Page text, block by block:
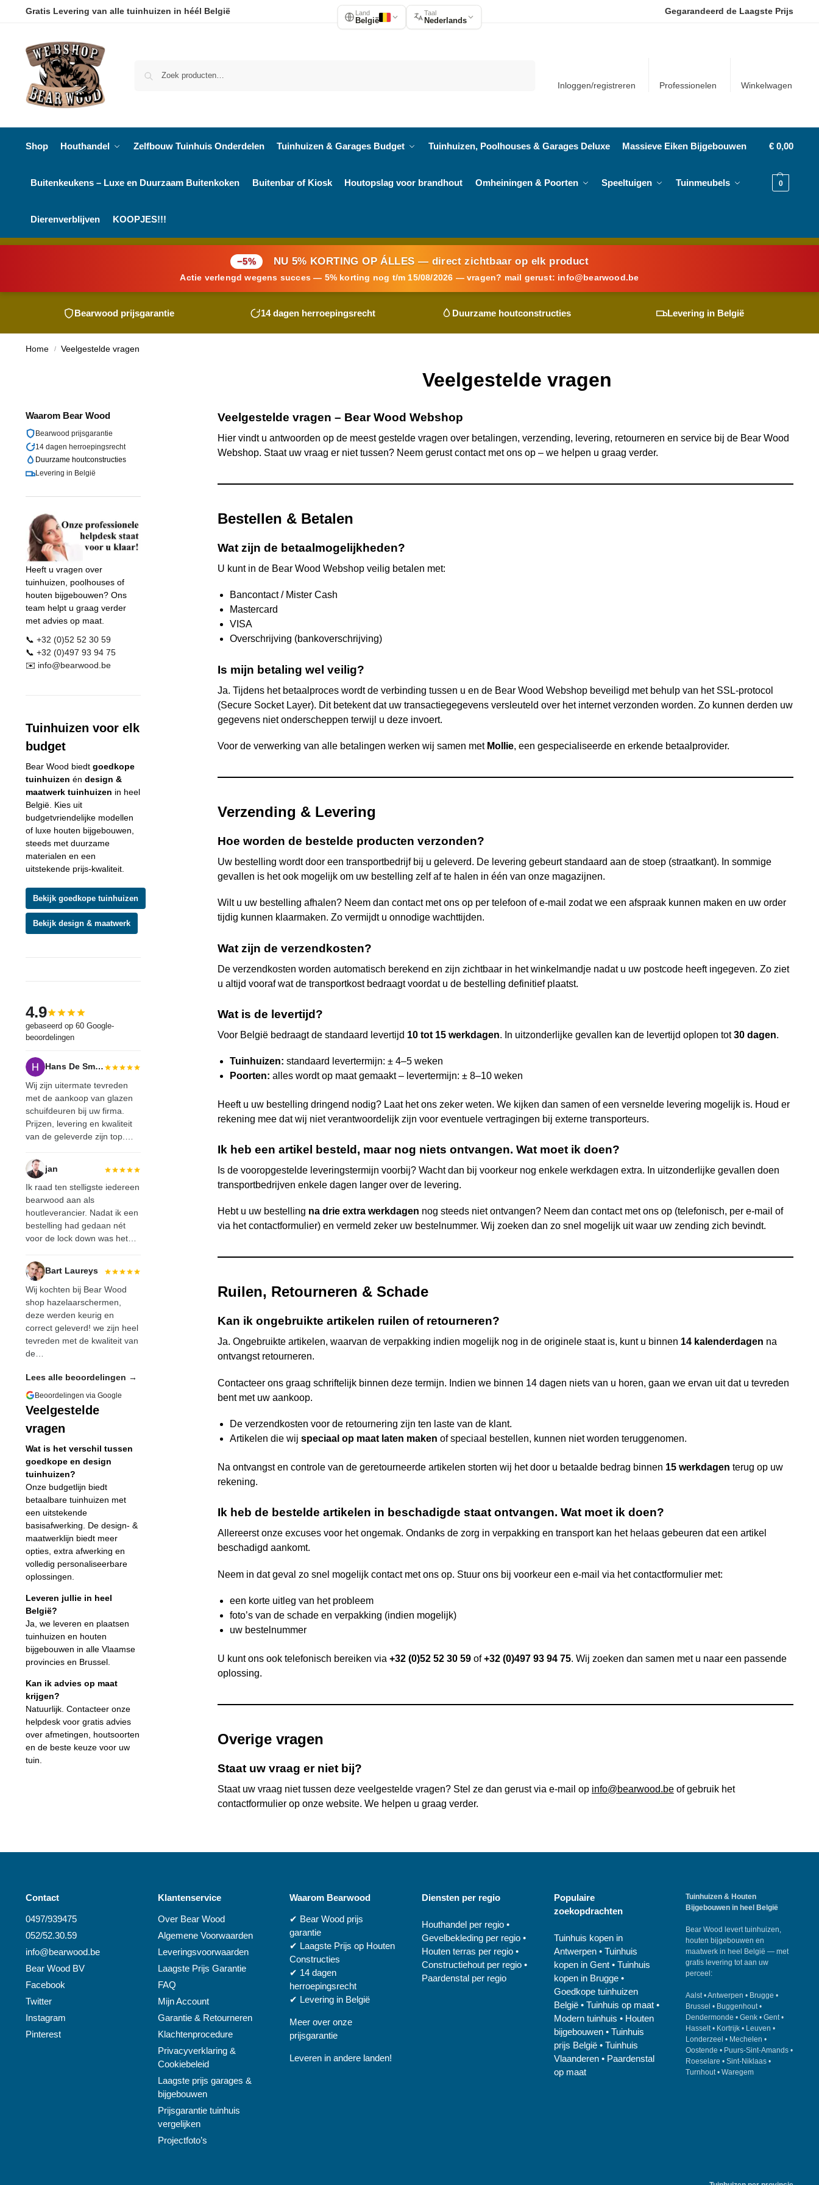
Gratis Levering van alle tuinhuizen in héél België Gegarandeerd de Laagste Prijs
Inloggen/registreren Professionelen Winkelwagen
Shop Houthandel Zelfbouw Tuinhuis Onderdelen Tuinhuizen & Garages Budget Tuinhuizen, Poolhouses & Garages Deluxe Massieve Eiken Bijgebouwen
Buitenkeukens – Luxe en Duurzaam Buitenkoken Buitenbar of Kiosk Houtopslag voor brandhout Omheiningen & Poorten Speeltuigen Tuinmeubels
Dierenverblijven KOOPJES!!!
€ 0,00
0
−5% NU 5% KORTING OP ÁLLES — direct zichtbaar op elk product
Actie verlengd wegens succes — 5% korting nog t/m 15/08/2026 — vragen? mail gerust: info@ bearwood .be
Bearwood prijsgarantie 14 dagen herroepingsrecht Duurzame houtconstructies Levering in België
Home / Veelgestelde vragen
Veelgestelde vragen
Veelgestelde vragen – Bear Wood Webshop
Hier vindt u antwoorden op de meest gestelde vragen over betalingen, verzending, levering, retourneren en service bij de Bear Wood
Webshop. Staat uw vraag er niet tussen? Neem gerust contact met ons op – we helpen u graag verder.
Bestellen & Betalen
Wat zijn de betaalmogelijkheden?
U kunt in de Bear Wood Webshop veilig betalen met:
Bancontact / Mister Cash
Mastercard
VISA
Overschrijving (bankoverschrijving)
Is mijn betaling wel veilig?
Ja. Tijdens het betaalproces wordt de verbinding tussen u en de Bear Wood Webshop beveiligd met behulp van het SSL-protocol
(Secure Socket Layer). Dit betekent dat uw transactiegegevens versleuteld over het internet verzonden worden. Zo kunnen derden uw
gegevens niet onderscheppen terwijl u deze invoert.
Voor de verwerking van alle betalingen werken wij samen met Mollie, een gespecialiseerde en erkende betaalprovider.
Verzending & Levering
Hoe worden de bestelde producten verzonden?
Uw bestelling wordt door een transportbedrijf bij u geleverd. De levering gebeurt standaard aan de stoep (straatkant). In sommige
gevallen is het ook mogelijk om uw bestelling zelf af te halen in één van onze magazijnen.
Wilt u uw bestelling afhalen? Neem dan contact met ons op per telefoon of e-mail zodat we een afspraak kunnen maken en uw order
tijdig kunnen klaarmaken. Zo vermijdt u onnodige wachttijden.
Wat zijn de verzendkosten?
De verzendkosten worden automatisch berekend en zijn zichtbaar in het winkelmandje nadat u uw postcode heeft ingegeven. Zo ziet
u altijd vooraf wat de transportkost bedraagt voordat u de bestelling definitief plaatst.
Wat is de levertijd?
Voor België bedraagt de standaard levertijd 10 tot 15 werkdagen. In uitzonderlijke gevallen kan de levertijd oplopen tot30 dagen.
Tuinhuizen: standaard levertermijn: ± 4–5 weken
Poorten: alles wordt op maat gemaakt – levertermijn: ± 8–10 weken
Heeft u uw bestelling dringend nodig? Laat het ons zeker weten. We kijken dan samen of een versnelde levering mogelijk is. Houd er
rekening mee dat wij niet verantwoordelijk zijn voor eventuele vertragingen bij externe transporteurs.
Ik heb een artikel besteld, maar nog niets ontvangen. Wat moet ik doen?
Is de vooropgestelde leveringstermijn voorbij? Wacht dan bij voorkeur nog enkele werkdagen extra. In uitzonderlijke gevallen doen
transportbedrijven enkele dagen langer over de levering.
Hebt u uw bestelling na drie extra werkdagen nog steeds niet ontvangen? Neem dan contact met ons op (telefonisch, per e-mail of
via het contactformulier) en vermeld zeker uw bestelnummer. Wij zoeken dan zo snel mogelijk uit waar uw zending zich bevindt.
Ruilen, Retourneren & Schade
Kan ik ongebruikte artikelen ruilen of retourneren?
Ja. Ongebruikte artikelen, waarvan de verpakking indien mogelijk nog in de originele staat is, kunt u binnen 14 kalenderdagen na
ontvangst retourneren.
Contacteer ons graag schriftelijk binnen deze termijn. Indien we binnen 14 dagen niets van u horen, gaan we ervan uit dat u tevreden
bent met uw aankoop.
De verzendkosten voor de retournering zijn ten laste van de klant.
Artikelen die wij speciaal op maat laten maken of speciaal bestellen, kunnen niet worden teruggenomen.
Na ontvangst en controle van de geretourneerde artikelen storten wij het door u betaalde bedrag binnen 15 werkdagen terug op uw
rekening.
Ik heb de bestelde artikelen in beschadigde staat ontvangen. Wat moet ik doen?
Allereerst onze excuses voor het ongemak. Ondanks de zorg in verpakking en transport kan het helaas gebeuren dat een artikel
beschadigd aankomt.
Neem in dat geval zo snel mogelijk contact met ons op. Stuur ons bij voorkeur een e-mail via het contactformulier met:
een korte uitleg van het probleem
foto’s van de schade en verpakking (indien mogelijk)
uw bestelnummer
U kunt ons ook telefonisch bereiken via +32 (0)52 52 30 59of+32 (0)497 93 94 75. Wij zoeken dan samen met u naar een passende
oplossing.
Overige vragen
Staat uw vraag er niet bij?
Staat uw vraag niet tussen deze veelgestelde vragen? Stel ze dan gerust via e-mail op info@bearwood.beof gebruik het
contactformulier op onze website. We helpen u graag verder.
Waarom Bear Wood
Bearwood prijsgarantie
14 dagen herroepingsrecht
Duurzame houtconstructies
Levering in België
Heeft u vragen over
tuinhuizen, poolhouses of
houten bijgebouwen? Ons
team helpt u graag verder
met advies op maat.
📞 +32 (0)52 52 30 59
📞 +32 (0)497 93 94 75
✉️ info@bearwood .be
Tuinhuizen voor elk
budget
Bear Wood biedt goedkope
tuinhuizen én design &
maatwerk tuinhuizen in heel
België. Kies uit
budgetvriendelijke modellen
of luxe houten bijgebouwen,
steeds met duurzame
materialen en een
uitstekende prijs-kwaliteit.
Bekijk goedkope tuinhuizen
Bekijk design & maatwerk
4.9
gebaseerd op 60 Google-
beoordelingen
Hans De Smedt
Wij zijn uitermate tevreden
met de aankoop van glazen
schuifdeuren bij uw firma.
Prijzen, levering en kwaliteit
van de geleverde zijn top.…
jan
Ik raad ten stelligste iedereen
bearwood aan als
houtleverancier. Nadat ik een
bestelling had gedaan nét
voor de lock down was het…
Bart Laureys
Wij kochten bij Bear Wood
shop hazelaarschermen,
deze werden keurig en
correct geleverd! we zijn heel
tevreden met de kwaliteit van
de…
Lees alle beoordelingen →
Beoordelingen via Google
Veelgestelde
vragen
Wat is het verschil tussen
goedkope en design
tuinhuizen?
Onze budgetlijn biedt
betaalbare tuinhuizen met
een uitstekende
basisafwerking. De design- &
maatwerklijn biedt meer
opties, extra afwerking en
volledig personaliseerbare
oplossingen.
Leveren jullie in heel
België?
Ja, we leveren en plaatsen
tuinhuizen en houten
bijgebouwen in alle Vlaamse
provincies en Brussel.
Kan ik advies op maat
krijgen?
Natuurlijk. Contacteer onze
helpdesk voor gratis advies
over afmetingen, houtsoorten
en de beste keuze voor uw
tuin.
Contact
0497/939475
052/52.30.59
info@bearwood.be
Bear WoodBV
Facebook
Twitter
Instagram
Pinterest
Klantenservice
Over Bear Wood
Algemene Voorwaarden
Leveringsvoorwaarden
Laagste Prijs Garantie
FAQ
Mijn Account
Garantie & Retourneren
Klachtenprocedure
Privacyverklaring &
Cookiebeleid
Laagste prijs garages &
bijgebouwen
Prijsgarantie tuinhuis
vergelijken
Projectfoto’s
Waarom Bearwood
✔ Bear Wood prijs
garantie
✔ Laagste Prijs op Houten
Constructies
✔ 14 dagen
herroepingsrecht
✔ Levering in België
Meer over onze
prijsgarantie
Leveren in andere landen!
Diensten per regio
Houthandel per regio•
Gevelbekleding per regio•
Houten terras per regio•
Constructiehout per regio•
Paardenstal per regio
Populaire
zoekopdrachten
Tuinhuis kopen in
Antwerpen• Tuinhuis
kopen in Gent• Tuinhuis
kopen in Brugge•
Goedkope tuinhuizen
België• Tuinhuis op maat•
Modern tuinhuis • Houten
bijgebouwen• Tuinhuis
prijs België• Tuinhuis
Vlaanderen• Paardenstal
op maat
Tuinhuizen & Houten
Bijgebouwen in heel België
Bear Wood levert tuinhuizen,
houten bijgebouwen en
maatwerk in heel België — met
gratis levering tot aan uw
perceel:
Aalst•Antwerpen • Brugge •
Brussel • Buggenhout•
Dendermonde •Genk •Gent•
Hasselt• Kortrijk • Leuven •
Londerzeel • Mechelen •
Oostende • Puurs-Sint-Amands •
Roeselare •Sint-Niklaas •
Turnhout•Waregem
Land
België
Taal
Nederlands